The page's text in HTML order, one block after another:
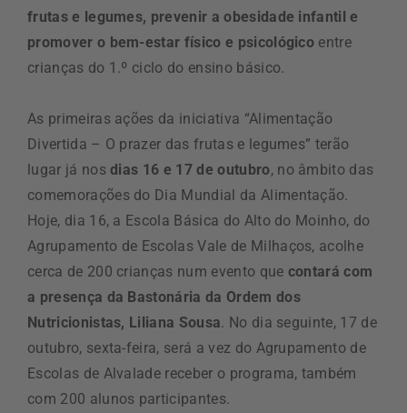
frutas e legumes, prevenir a obesidade infantil e
promover o bem-estar físico e psicológico entre
crianças do 1.º ciclo do ensino básico.
As primeiras ações da iniciativa “Alimentação
Divertida – O prazer das frutas e legumes” terão
lugar já nosdias 16 e 17 de outubro, no âmbito das
comemorações do Dia Mundial da Alimentação.
Hoje, dia 16, a Escola Básica do Alto do Moinho, do
Agrupamento de Escolas Vale de Milhaços, acolhe
cerca de 200 crianças num evento que contará com
a presença da Bastonária da Ordem dos
Nutricionistas, Liliana Sousa. No dia seguinte, 17 de
outubro, sexta-feira, será a vez do Agrupamento de
Escolas de Alvalade receber o programa, também
com 200 alunos participantes.